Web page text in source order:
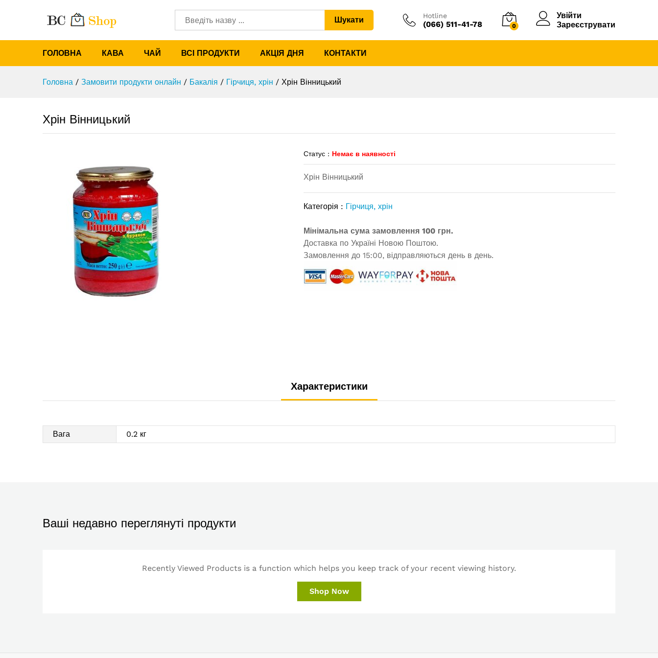
Категорії Шукати Hotline
(066) 511-41-78 0
Увійти
Зареєструвати
ГОЛОВНА КАВА ЧАЙ ВСІ ПРОДУКТИ АКЦІЯ ДНЯ КОНТАКТИ
Головна / Замовити продукти онлайн / Бакалія / Гірчиця, хрін / Хрін Вінницький
Хрін Вінницький
Статус : Немає в наявності
Хрін Вінницький
Категорія : Гірчиця, хрін
Мінімальна сума замовлення 100 грн.
Доставка по Україні Новою Поштою.
Замовлення до 15:00, відправляються день в день.
Характеристики
Вага 0.2 кг
Ваші недавно переглянуті продукти
Recently Viewed Products is a function which helps you keep track of your recent viewing history.
Shop Now
Характеристики